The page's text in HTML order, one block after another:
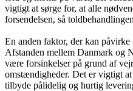
vigtigt at sørge for, at alle
forsendelsen, så
En anden faktor, der kan påvirke
Afstanden mellem Danmark og
være forsinkelser på grund af
omstændigheder. Det er vigtigt
tilbyde pålidelig og hurtig